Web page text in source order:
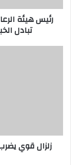
رئيس هيئة
تبادل
زلزال قوي